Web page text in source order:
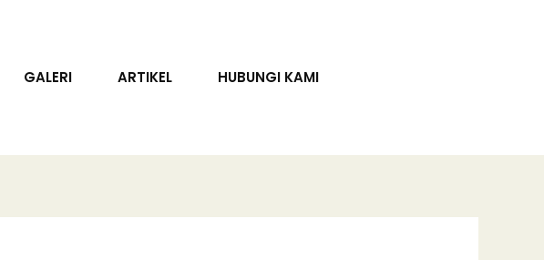
GALERI ARTIKEL HUBUNGI KAMI